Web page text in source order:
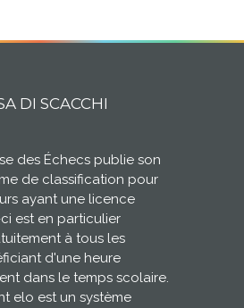
DI SCACCHI
des Échecs publie son
de classification pour
ayant une licence
est en particulier
à tous les
d'une heure
dans le temps scolaire.
elo est un système